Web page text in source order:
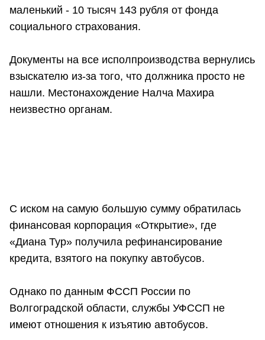
маленький - 10 тысяч 143 рубля от фонда
социального страхования.
Документы на все исполпроизводства вернулись
взыскателю из-за того, что должника просто не
нашли. Местонахождение Налча Махира
неизвестно органам.
С иском на самую большую сумму обратилась
финансовая корпорация «Открытие», где
«Диана Тур» получила рефинансирование
кредита, взятого на покупку автобусов.
Однако по данным ФССП России по
Волгоградской области, службы УФССП не
имеют отношения к изъятию автобусов.